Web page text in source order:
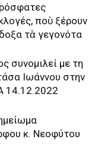
ποὺ ξέρουν
τὰ γεγονότα
συνομιλεί με τη
Ιωάννου στην
14.12.2022
κ. Νεοφύτου